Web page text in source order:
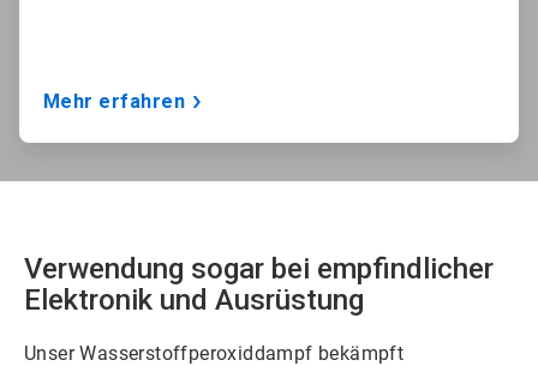
Mehr erfahren
Verwendung sogar bei empfindlicher
Elektronik und Ausrüstung
Unser Wasserstoffperoxiddampf bekämpft